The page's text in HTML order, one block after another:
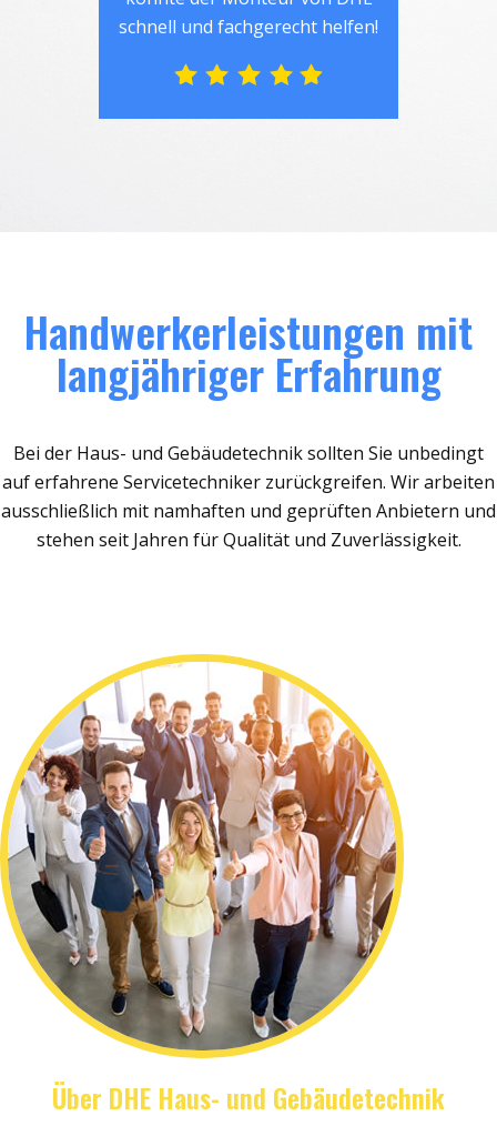
schnell und fachgerecht helfen!
Handwerkerleistungen mit
langjähriger Erfahrung
Bei der Haus- und Gebäudetechnik sollten Sie unbedingt
auf erfahrene Servicetechniker zurückgreifen. Wir arbeiten
ausschließlich mit namhaften und geprüften Anbietern und
stehen seit Jahren für Qualität und Zuverlässigkeit.
Über DHE Haus- und Gebäudetechnik